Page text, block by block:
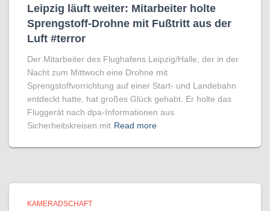
Leipzig läuft weiter: Mitarbeiter holte
Sprengstoff-Drohne mit Fußtritt aus der
Luft #terror
Der Mitarbeiter des Flughafens Leipzig/Halle, der in der
Nacht zum Mittwoch eine Drohne mit
Sprengstoffvorrichtung auf einer Start- und Landebahn
entdeckt hatte, hat großes Glück gehabt. Er holte das
Fluggerät nach dpa-Informationen aus
Sicherheitskreisen mit Read more
KAMERADSCHAFT